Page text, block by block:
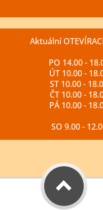
Aktuální
PO 14.00 -
ÚT 10.00 -
ST 10.00 -
ČT 10.00 -
PÁ 10.00 -
SO 9.00 -